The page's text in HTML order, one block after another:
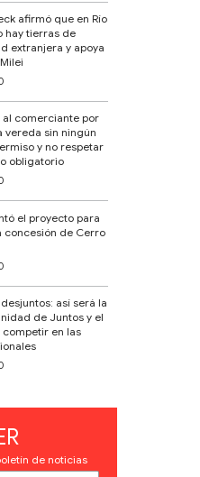
afirmó que en Río
hay tierras de
extranjera y apoya
al comerciante por
vereda sin ningún
y no respetar
obligatorio
el proyecto para
concesión de Cerro
así será la
de Juntos y el
competir en las
de noticias